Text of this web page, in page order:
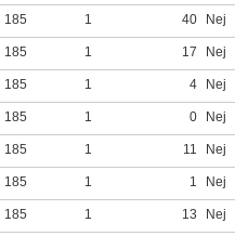
185 1 40
Nej
185 1 17
Nej
185 1 4
Nej
185 1 0
Nej
185 1 11
Nej
185 1 1
Nej
185 1 13
Nej